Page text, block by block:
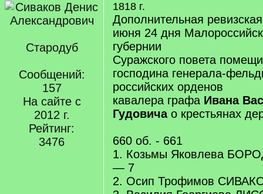
Стародуб
Сообщений:
157
На сайте с
2012 г.
Рейтинг:
3476
1818 г.
Дополнительная
июня 24 дня
губернии
Суражского повета
господина генерала-
российских орденов
кавалера графа Ивана
Гудовичао крестьянах
660 об. - 661
1. Козьмы Яковлева
— 7
2. Осип Трофимов